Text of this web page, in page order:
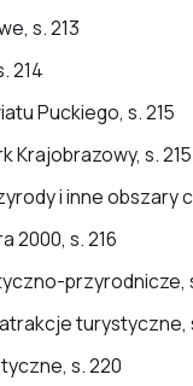
s. 213
214
Puckiego, s. 215
Krajobrazowy, s. 215
i inne obszary
2000, s. 216
przyrodnicze,
turystyczne,
s. 220